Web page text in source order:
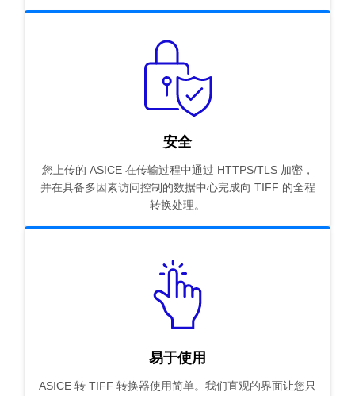
安全
您上传的 ASICE 在传输过程中通过 HTTPS/TLS 加密，
并在具备多因素访问控制的数据中心完成向 TIFF 的全程
转换处理。
易于使用
ASICE 转 TIFF 转换器使用简单。我们直观的界面让您只